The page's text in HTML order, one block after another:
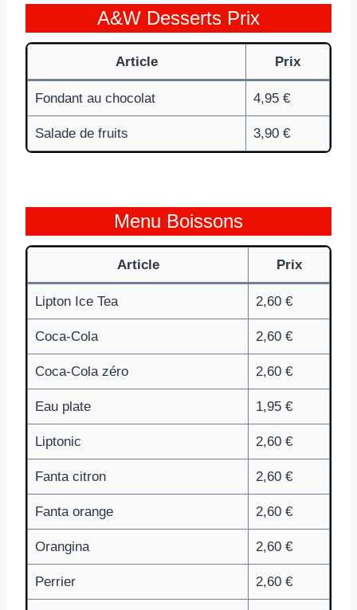
A&W Desserts Prix
Article Prix
Fondant au chocolat 4,95 €
Salade de fruits 3,90 €
Menu Boissons
Article Prix
Lipton Ice Tea 2,60 €
Coca-Cola 2,60 €
Coca-Cola zéro 2,60 €
Eau plate 1,95 €
Liptonic 2,60 €
Fanta citron 2,60 €
Fanta orange 2,60 €
Orangina 2,60 €
Perrier 2,60 €